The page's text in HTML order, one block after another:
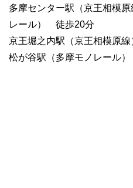
多摩センター駅（京王相模
レール） 徒歩20分
京王堀之内駅（京王相模原
松が谷駅（多摩モノレール